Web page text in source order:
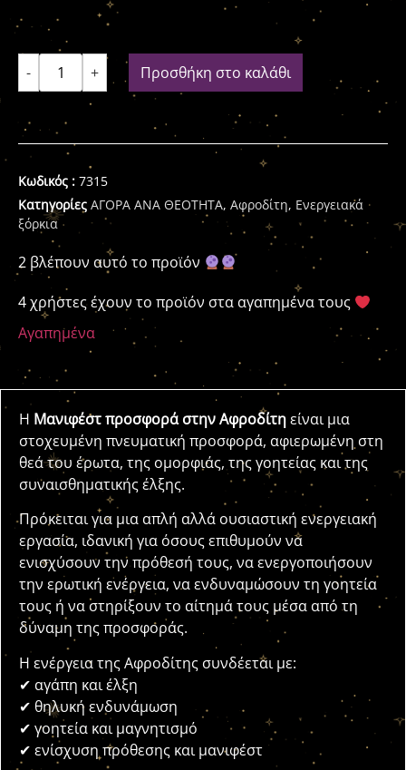
- + Προσθήκη στο καλάθι
Κωδικός : 7315
Κατηγορίες ΑΓΟΡΑ ΑΝΑ ΘΕΟΤΗΤΑ, Αφροδίτη, Ενεργειακά
ξόρκια
2 βλέπουν αυτό το προϊόν
4 χρήστες έχουν το προϊόν στα αγαπημένα τους
Αγαπημένα
Η Μανιφέστ προσφορά στην Αφροδίτηείναι μια
στοχευμένη πνευματική προσφορά, αφιερωμένη στη
θεά του έρωτα, της ομορφιάς, της γοητείας και της
συναισθηματικής έλξης.
Πρόκειται για μια απλή αλλά ουσιαστική ενεργειακή
εργασία, ιδανική για όσους επιθυμούν να
ενισχύσουν την πρόθεσή τους, να ενεργοποιήσουν
την ερωτική ενέργεια, να ενδυναμώσουν τη γοητεία
τους ή να στηρίξουν το αίτημά τους μέσα από τη
δύναμη της προσφοράς.
Η ενέργεια της Αφροδίτης συνδέεται με:
✔ αγάπη και έλξη
✔ θηλυκή ενδυνάμωση
✔ γοητεία και μαγνητισμό
✔ ενίσχυση πρόθεσης και μανιφέστ